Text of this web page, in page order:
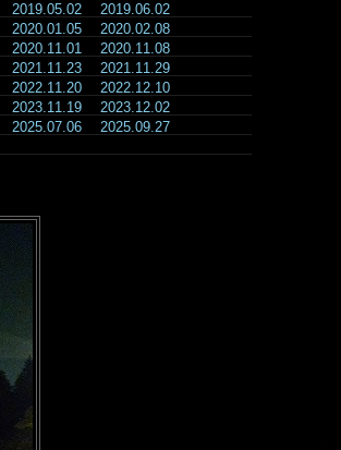
2019.05.02
2019.06.02
2020.01.05
2020.02.08
2020.11.01
2020.11.08
2021.11.23
2021.11.29
2022.11.20
2022.12.10
2023.11.19
2023.12.02
2025.07.06
2025.09.27